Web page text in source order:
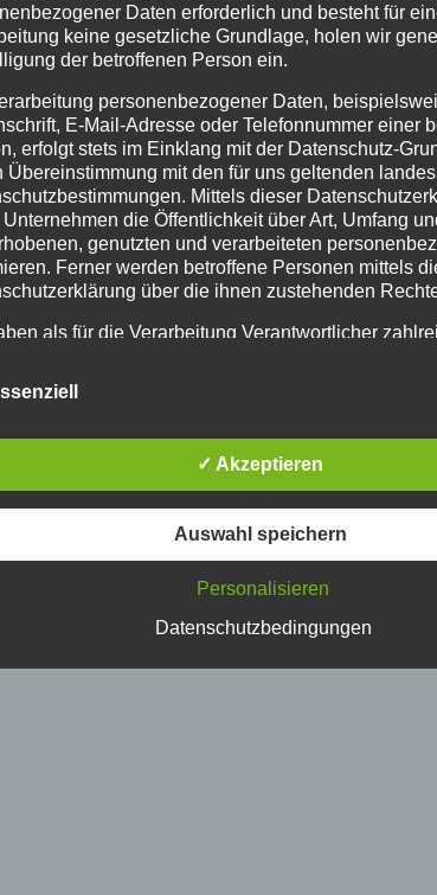
konnte stehen bleiben und wurde bei Tageslicht
Technische Hilfeleistung
Daten erforderlich und besteht für
keine gesetzliche Grundlage, holen wir
der betroffenen Person ein.
personenbezogener Daten,
E-Mail-Adresse oder Telefonnummer einer
erfolgt stets im Einklang mit der Datenschutz-
Übereinstimmung mit den für uns geltenden
Mittels dieser
Unternehmen die Öffentlichkeit über Art, Umfang
genutzten und verarbeiteten
Ferner werden betroffene Personen mittels
über die ihnen zustehenden
als für die Verarbeitung Verantwortlicher
Schutz der über diese Internetseite
Daten sicherzustellen. Dennoch
Grund steht es jeder betroffenen Person frei,
an uns zu übermitteln.
Richtlinien- und Verordnungsgeber beim Erlass
für die Öffentlichkeit als auch für unsere Kunden und
lesbar und verständlich sein. Um dies zu gewährleisten,
✓ Akzeptieren
Auswahl speichern
Personalisieren
Datenschutzbedingungen